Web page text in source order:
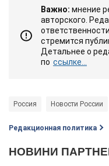
Важно: мнение
авторского.
стремится
Детальнее о
по ссылке...
Россия Новости России
Редакционная политика